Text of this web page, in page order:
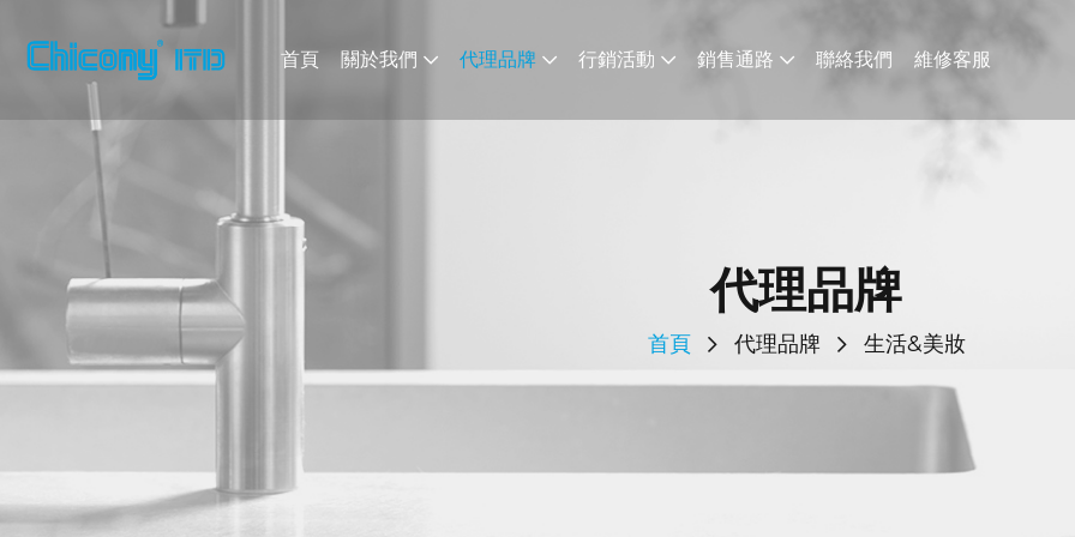
首頁 關於我們 代理品牌 行銷活動 銷售通路 聯絡我們 維修客服
代理品牌
首頁 代理品牌 生活&美妝